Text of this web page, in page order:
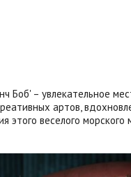
Боб' – увлекательное
артов,
этого веселого